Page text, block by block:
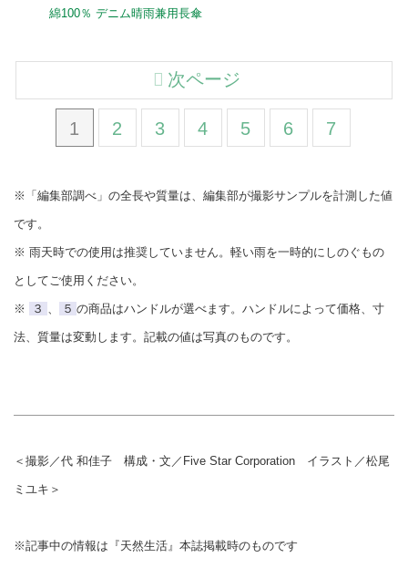
綿100％ デニム晴雨兼用長傘
1 2 3 4 5 6 7
次ページ
※「編集部調べ」の全長や質量は、編集部が撮影サンプルを計測した値
です。
※ 雨天時での使用は推奨していません。軽い雨を一時的にしのぐもの
としてご使用ください。
※ ３ 、 ５ の商品はハンドルが選べます。ハンドルによって価格、寸
法、質量は変動します。記載の値は写真のものです。
＜撮影／代 和佳子 構成・文／Five Star Corporation イラスト／松尾
ミユキ＞
※記事中の情報は『天然生活』本誌掲載時のものです